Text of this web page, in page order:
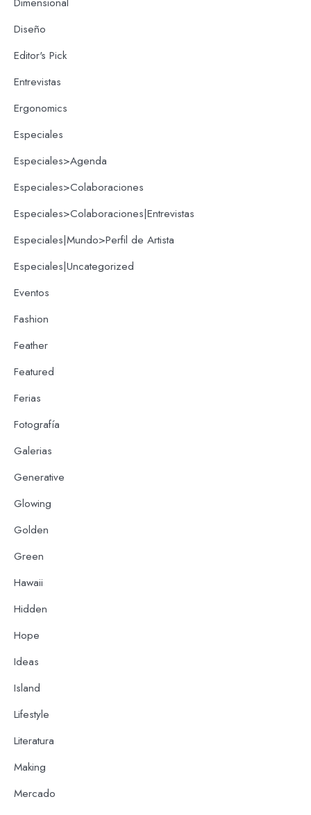
Diseño
Editor's Pick
Entrevistas
Ergonomics
Especiales
Especiales>Agenda
Especiales>Colaboraciones
Especiales>Colaboraciones|Entrevistas
Especiales|Mundo>Perfil de Artista
Especiales|Uncategorized
Eventos
Fashion
Feather
Featured
Ferias
Fotografía
Galerias
Generative
Glowing
Golden
Green
Hawaii
Hidden
Hope
Ideas
Island
Lifestyle
Literatura
Making
Mercado